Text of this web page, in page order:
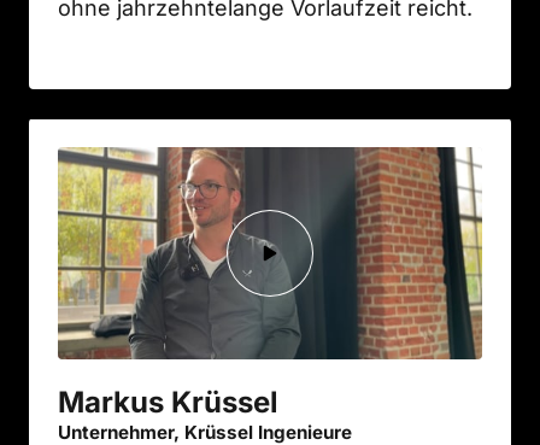
ohne jahrzehntelange Vorlaufzeit reicht.
Markus Krüssel
Unternehmer, Krüssel Ingenieure